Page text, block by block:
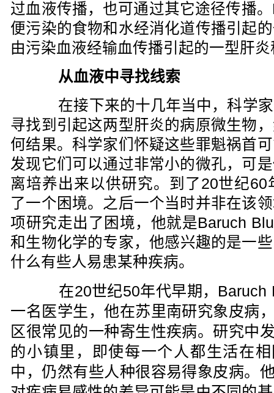
过血液传播，也可通过其它途径传播
便污染的食物和水经消化道传播引起
由污染血液经输血传播引起的一型肝
从血液中寻找线索
在接下来的十几年当中，科学家
寻找到引起这两型肝炎的病原微生物
何结果。科学家们怀疑这些罪魁祸首
发现它们可以通过非常小的微孔，可
离培养出来以供研究。到了20世纪
了一个困境。之后一个当时并非在该
项研究走出了困境，他就是Baruch
和生物化学的专家，他感兴趣的是一
什么有些人易患某种疾病。
在20世纪50年代早期，Baruch
一名医学生，他在苏里南研究象皮病
区很常见的一种寄生性疾病。研究中
的小镇里，即使每一个人都生活在
中，仍然有些人种很容易得象皮病。